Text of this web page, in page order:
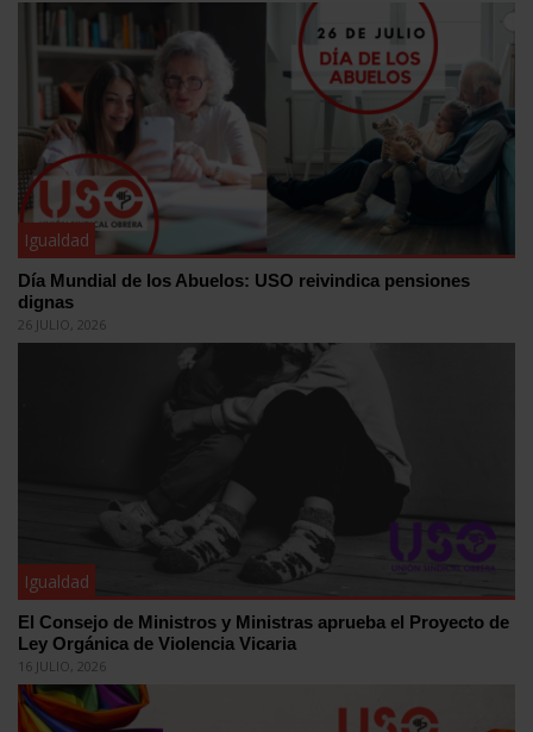
Igualdad
Día Mundial de los Abuelos: USO reivindica pensiones
dignas
26 JULIO, 2026
Igualdad
El Consejo de Ministros y Ministras aprueba el Proyecto de
Ley Orgánica de Violencia Vicaria
16 JULIO, 2026